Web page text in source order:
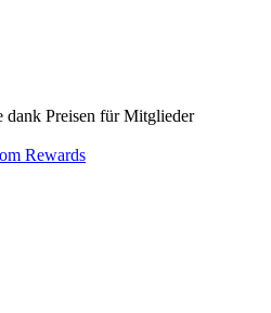
dank Preisen für Mitglieder
Rewards